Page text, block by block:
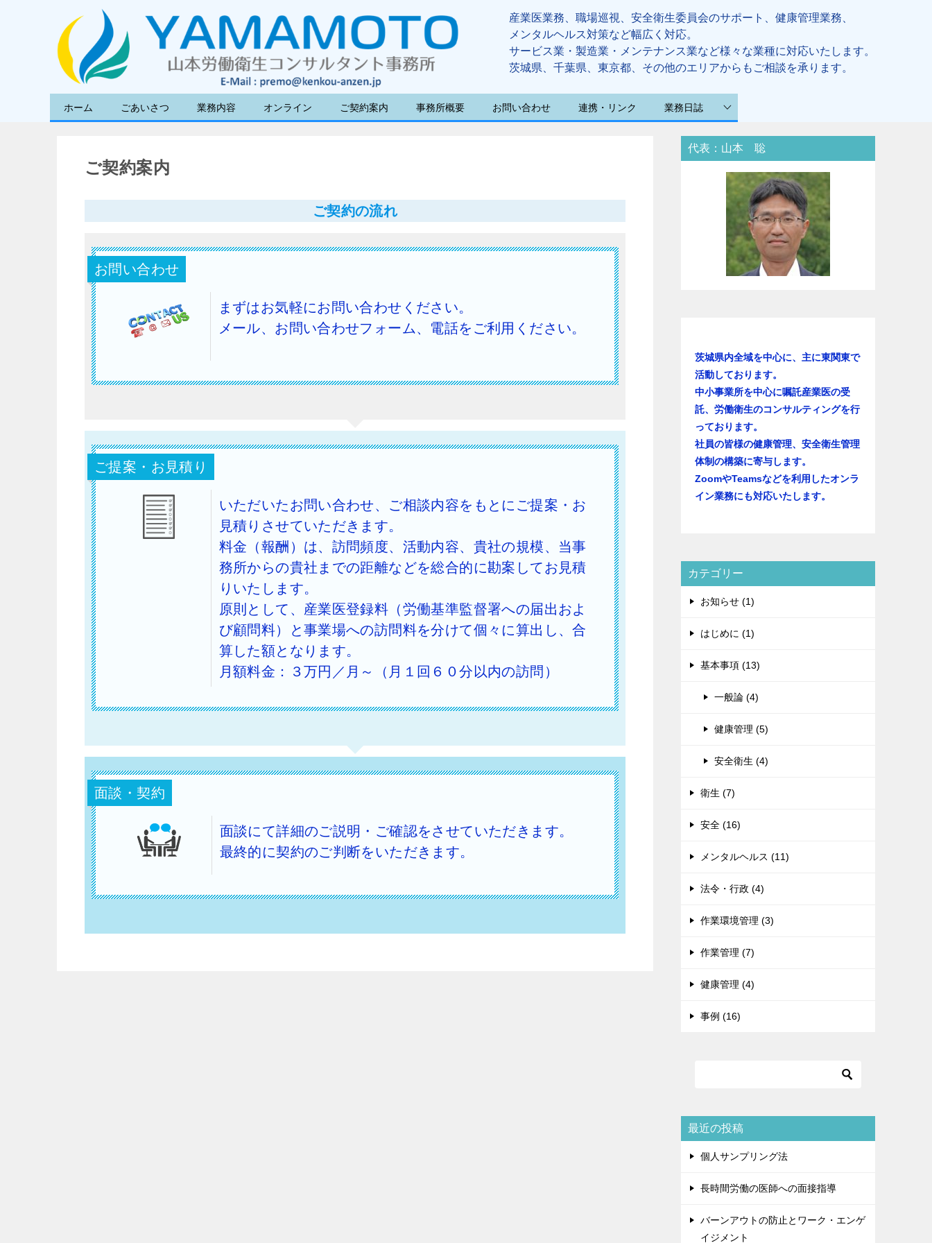
産業医業務、職場巡視、安全衛生委員会のサポート、健康管理業務、
メンタルヘルス対策など幅広く対応。
サービス業・製造業・メンテナンス業など様々な業種に対応いたします。
茨城県、千葉県、東京都、その他のエリアからもご相談を承ります。
ホーム ごあいさつ 業務内容 オンライン ご契約案内 事務所概要 お問い合わせ 連携・リンク 業務日誌
ご契約案内
ご契約の流れ
お問い合わせ
まずはお気軽にお問い合わせください。
メール、お問い合わせフォーム、電話をご利用ください。
ご提案・お見積り
いただいたお問い合わせ、ご相談内容をもとにご提案・お
見積りさせていただきます。
料金（報酬）は、訪問頻度、活動内容、貴社の規模、当事
務所からの貴社までの距離などを総合的に勘案してお見積
りいたします。
原則として、産業医登録料（労働基準監督署への届出およ
び顧問料）と事業場への訪問料を分けて個々に算出し、合
算した額となります。
月額料金：３万円／月～（月１回６０分以内の訪問）
面談・契約
面談にて詳細のご説明・ご確認をさせていただきます。
最終的に契約のご判断をいただきます。
代表：山本 聡
茨城県内全域を中心に、主に東関東で
活動しております。
中小事業所を中心に嘱託産業医の受
託、労働衛生のコンサルティングを行
っております。
社員の皆様の健康管理、安全衛生管理
体制の構築に寄与します。
ZoomやTeamsなどを利用したオンラ
イン業務にも対応いたします。
カテゴリー
お知らせ (1)
はじめに (1)
基本事項 (13)
一般論 (4)
健康管理 (5)
安全衛生 (4)
衛生 (7)
安全 (16)
メンタルヘルス (11)
法令・行政 (4)
作業環境管理 (3)
作業管理 (7)
健康管理 (4)
事例 (16)
最近の投稿
個人サンプリング法
長時間労働の医師への面接指導
バーンアウトの防止とワーク・エンゲ
イジメント